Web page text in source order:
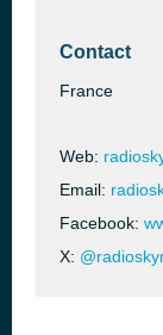
Contact
France
Web:
Email:
Facebook:
X: